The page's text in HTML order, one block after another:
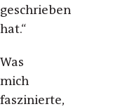
geschrieben
hat.“
Was
mich
faszinierte,